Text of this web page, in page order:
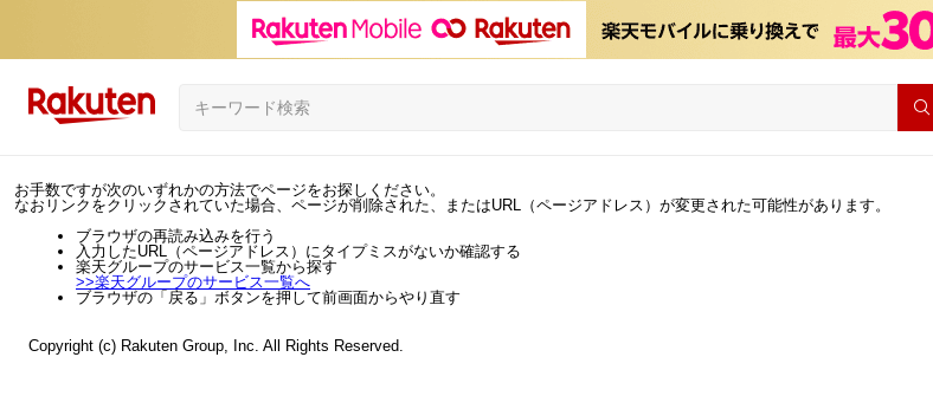
お手数ですが次のいずれかの方法でページをお探しください。
なおリンクをクリックされていた場合、ページが削除された、またはURL（ページアドレス）が変更された可能性があります。
ブラウザの再読み込みを行う
入力したURL（ページアドレス）にタイプミスがないか確認する
楽天グループのサービス一覧から探す
>>楽天グループのサービス一覧へ
ブラウザの「戻る」ボタンを押して前画面からやり直す
Copyright (c) Rakuten Group, Inc. All Rights Reserved.